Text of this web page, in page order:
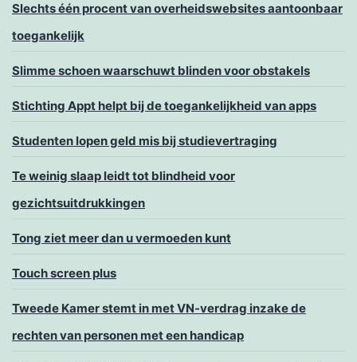
Slechts één procent van overheidswebsites aantoonbaar
toegankelijk
Slimme schoen waarschuwt blinden voor obstakels
Stichting Appt helpt bij de toegankelijkheid van apps
Studenten lopen geld mis bij studievertraging
Te weinig slaap leidt tot blindheid voor
gezichtsuitdrukkingen
Tong ziet meer dan u vermoeden kunt
Touch screen plus
Tweede Kamer stemt in met VN-verdrag inzake de
rechten van personen met een handicap